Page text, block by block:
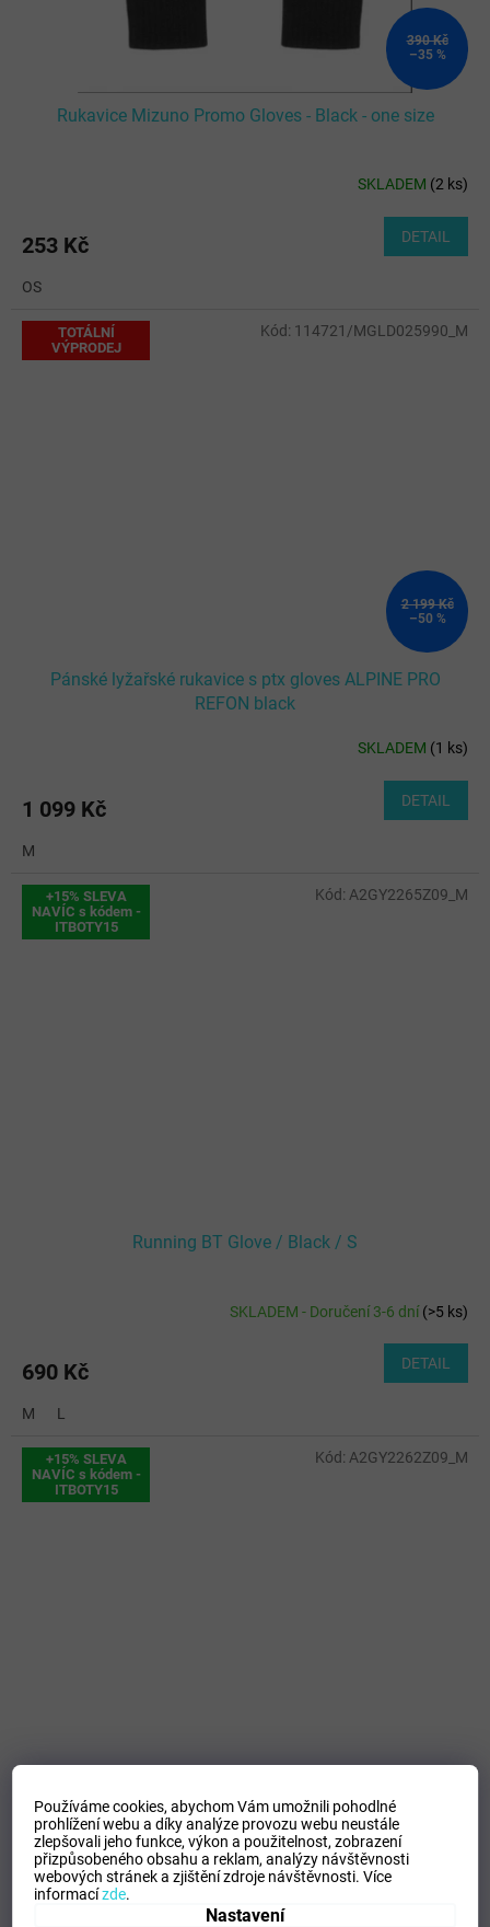
Používáme cookies, abychom Vám umožnili pohodlné
prohlížení webu a díky analýze provozu webu neustále
zlepšovali jeho funkce, výkon a použitelnost,zobrazení
přizpůsobeného obsahu a reklam, analýzy návštěvnosti
webových stránek a zjištění zdroje návštěvnosti.Více
informacízde.
Nastavení
390 Kč
–35 %
Rukavice Mizuno Promo Gloves - Black - one size
SKLADEM (2 ks)
253 Kč DETAIL
OS
TOTÁLNÍ
VÝPRODEJ
2 199 Kč
–50 %
Pánské lyžařské rukavice s ptx gloves ALPINE PRO
REFON black
SKLADEM (1 ks)
1 099 Kč DETAIL
M
Kód: 114721/MGLD025990_M
+15% SLEVA
NAVÍC s kódem -
ITBOTY15
Running BT Glove / Black / S
SKLADEM - Doručení 3-6 dní(>5 ks)
690 Kč DETAIL
M L
Kód: A2GY2265Z09_M
+15% SLEVA
NAVÍC s kódem -
ITBOTY15
Rukavice Mizuno BT Md Wgt Fleece Glv / Black
SKLADEM - Doručení 3-6 dní
Kód: A2GY2262Z09_M